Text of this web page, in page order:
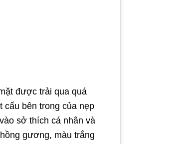
được trải qua quá
bên trong của nẹp
sở thích cá nhân và
gương, màu trắng